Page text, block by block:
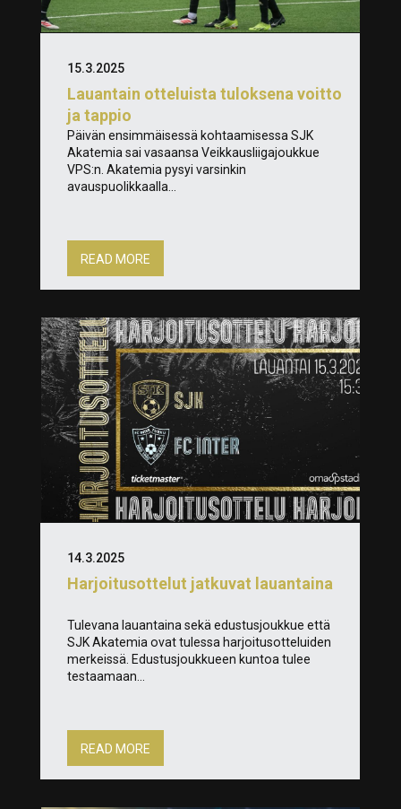
Lauantain otteluista tuloksena voitto
ja tappio
15.3.2025
Päivän ensimmäisessä kohtaamisessa SJK
Akatemia sai vasaansa Veikkausliigajoukkue
VPS:n. Akatemia pysyi varsinkin
avauspuolikkaalla...
READ MORE
Harjoitusottelut jatkuvat lauantaina
14.3.2025
Tulevana lauantaina sekä edustusjoukkue että
SJK Akatemia ovat tulessa harjoitusotteluiden
merkeissä. Edustusjoukkueen kuntoa tulee
testaamaan...
READ MORE